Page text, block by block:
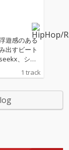
遊感のある
出すビート
、シン
」をデジ
ス！
1 track